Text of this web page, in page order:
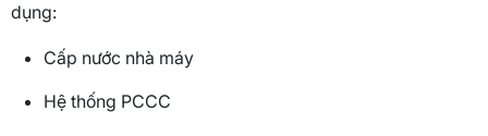
dụng:
Cấp nước nhà máy
Hệ thống PCCC